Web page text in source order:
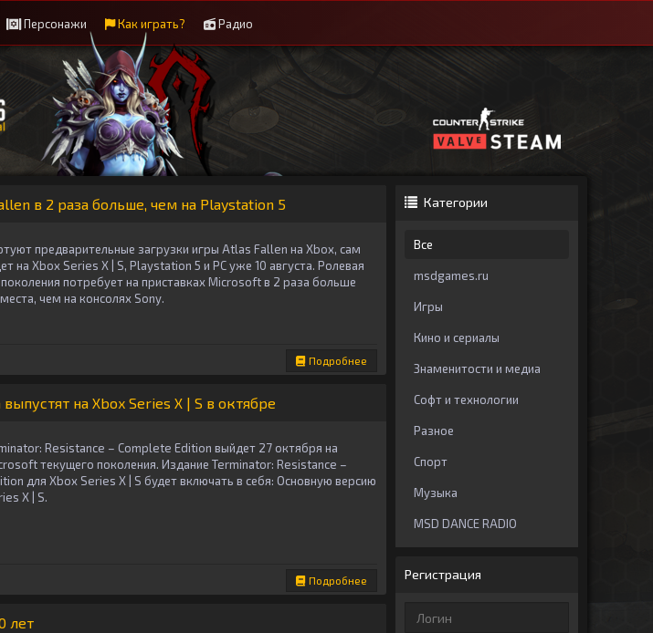
Персонажи Как играть? Радио
в 2 раза больше, чем на Playstation 5
предварительные загрузки игры Atlas Fallen на Xbox, сам
на Xbox Series X | S, Playstation 5 и PC уже 10 августа. Ролевая
потребует на приставках Microsoft в 2 раза больше
чем на консолях Sony.
Подробнее
на Xbox Series X | S в октябре
Resistance – Complete Edition выйдет 27 октября на
текущего поколения. Издание Terminator: Resistance –
для Xbox Series X | S будет включать в себя: Основную версию
X | S.
Подробнее
лет
Категории
Все
msdgames.ru
Игры
Кино и сериалы
Знаменитости и медиа
Софт и технологии
Разное
Спорт
Музыка
MSD DANCE RADIO
Регистрация